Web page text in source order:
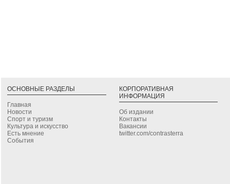
ОСНОВНЫЕ РАЗДЕЛЫ
Главная
Новости
Спорт и туризм
Культура и искусство
Есть мнение
События
КОРПОРАТИВНАЯ
ИНФОРМАЦИЯ
Об издании
Контакты
Вакансии
twitter.com/contrasterra